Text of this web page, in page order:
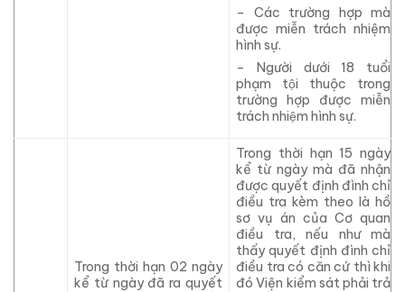
– Các trường hợp mà
được miễn trách nhiệm
hình sự.
– Người dưới 18 tuổi
phạm tội thuộc trong
trường hợp được miễn
trách nhiệm hình sự.
Trong thời hạn 02 ngày
kể từ ngày đã ra quyết
Trong thời hạn 15 ngày
kể từ ngày mà đãnhận
được quyết định đình chỉ
điều tra kèm theolà hồ
sơ vụ án của Cơ quan
điều tra, nếu như mà
thấy quyết định đình chỉ
điều tra có căn cứ thì khi
đóViện kiểm sát phải trả